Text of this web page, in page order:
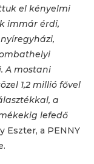
el kényelmi
immár érdi,
A mostani
1,2 millió fővel
a
lefedő
Eszter, a PENNY